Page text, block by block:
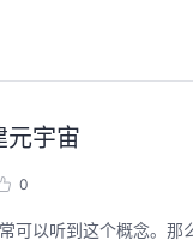
元宇宙
0
可以听到这个概念。
回顾中